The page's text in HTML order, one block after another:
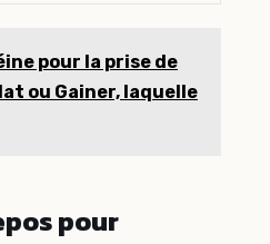
pour la prise de
ou Gainer, laquelle
pour